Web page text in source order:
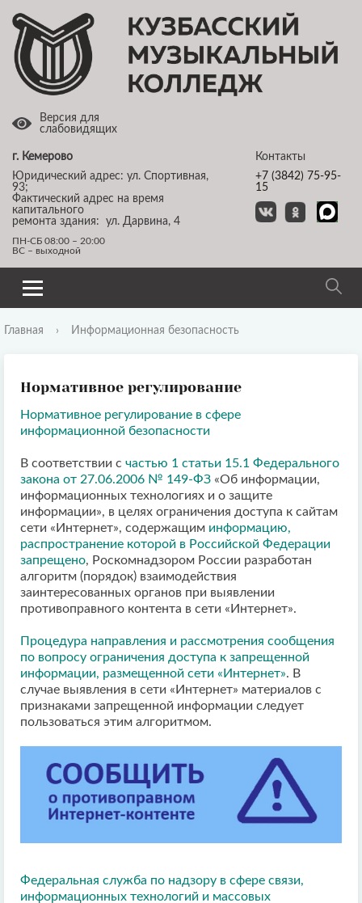
г. Кемерово
Юридический адрес: ул. Спортивная,
93;
Фактический адрес на время
капитального
ремонта здания: ул. Дарвина, 4
ПН-СБ 08:00 – 20:00
ВС – выходной
Контакты
+7 (3842) 75-95-
15
Версия для
слабовидящих
Главная › Информационная безопасность
Нормативное регулирование
Нормативное регулирование в сфере
информационной безопасности
В соответствии с частью 1 статьи 15.1 Федерального
закона от 27.06.2006 № 149-ФЗ «Об информации,
информационных технологиях и о защите
информации», в целях ограничения доступа к сайтам
сети «Интернет», содержащим информацию,
распространение которой в Российской Федерации
запрещено, Роскомнадзором России разработан
алгоритм (порядок) взаимодействия
заинтересованных органов при выявлении
противоправного контента в сети «Интернет».
Процедура направления и рассмотрения сообщения
по вопросу ограничения доступа к запрещенной
информации, размещенной сети «Интернет». В
случае выявления в сети «Интернет» материалов с
признаками запрещенной информации следует
пользоваться этим алгоритмом.
Федеральная служба по надзору в сфере связи,
информационных технологий и массовых